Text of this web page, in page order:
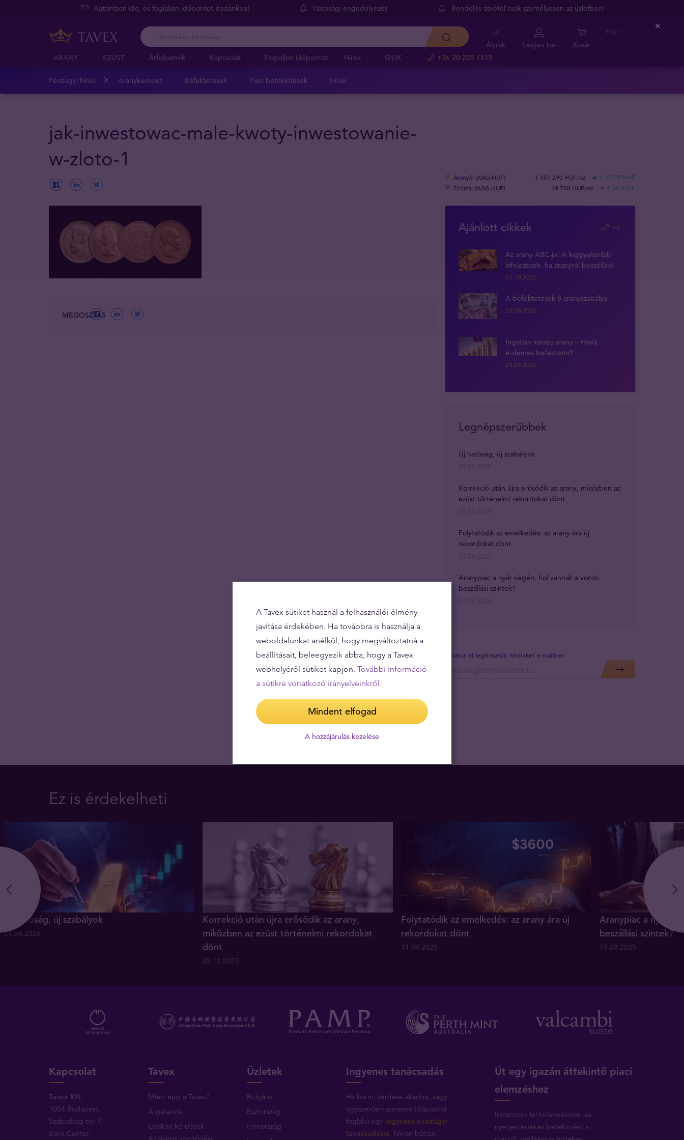
Kattintson ide, és foglaljon időpontot irodánkba! Hatósági engedélyezés Rendelés átvétel csak személyesen az üzletben!
ARANY EZÜST Árfolyamok Kapcsolat Foglaljon időpontot Hírek GYIK +36 20 225 1515
Ábrák Lépjen be Kosár
HU
Pénzügyi hírek Aranykereslet Befektetések Piaci betekintések Hírek
jak-inwestowac-male-kwoty-inwestowanie-
w-zloto-1
Aranyár (XAU-HUF) 1 351 290 HUF/oz + 13 950 HUF
Ezüstár (XAG-HUF) 19 758 HUF/oz + 287 HUF
MEGOSZTÁS
Ajánlott cikkek
Az arany ABC-je: A leggyakoribb
kifejezések, ha aranyról beszélünk
03.10.2022
A befektetések 8 aranyszabálya
22.08.2022
Ingatlan kontra arany – Hová
érdemes befektetni?
23.09.2022
Olvassa el legfrissebb híreinket e-mailben
Legnépszerűbbek
Új hatóság, új szabályok
Korrekció után újra erősödik az arany, miközben az
ezüst történelmi rekordokat dönt
Folytatódik az emelkedés: az arany ára új
rekordokat dönt
Aranypiac a nyár végén: hol vannak a vonzó
beszállási szintek?
Ez is érdekelheti
Új hatóság, új szabályok
21.04.2026
Korrekció után újra erősödik az arany,
miközben az ezüst történelmi rekordokat
dönt
05.12.2025
Folytatódik az emelkedés: az arany ára új
rekordokat dönt
11.09.2025
Aranypiac a nyár
beszállási szintek?
19.08.2025
Kapcsolat
Tavex Kft.
1054 Budapest,
Szabadság tér 7.
Bank Center,
Tavex
Miért épp a Tavex?
Árgarancia
Gyakori kérdések
Üzletek
Bulgária
Észtország
Finnország
Ingyenes tanácsadás
Ha bármi kérdése akadna, vagy
egyszerűen szeretne időpontot
foglalni egy ingyenes pénzügyi
tanácsadásra , hívjon bátran.
Út egy igazán áttekintő piaci
elemzéshez
Iratkozzon fel hírlevelünkre, és
nyerjen értékes betekintést a
A Tavex sütiket használ a felhasználói élmény
javítása érdekében. Ha továbbra is használja a
weboldalunkat anélkül, hogy megváltoztatná a
beállításait, beleegyezik abba, hogy a Tavex
webhelyéről sütiket kapjon. További információ
a sütikre vonatkozó irányelveinkről.
Mindent elfogad
A hozzájárulás kezelése
Close